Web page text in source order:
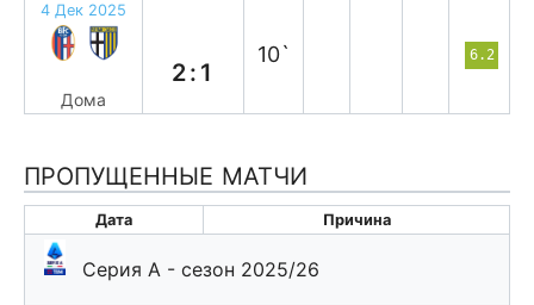
4 Дек 2025
Дома
2:1
10` 6.2
ПРОПУЩЕННЫЕ МАТЧИ
Дата Причина
Серия А - сезон 2025/26